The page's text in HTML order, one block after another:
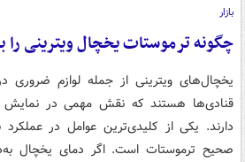
بازار
چگونه ترموستات یخچال ویترینی را
یخچال‌های ویترینی از جمله لوازم ضروری
قنادی‌ها هستند که نقش مهمی در نمایش
دارند. یکی از کلیدی‌ترین عوامل در
صحیح ترموستات است. اگر دمای یخچال